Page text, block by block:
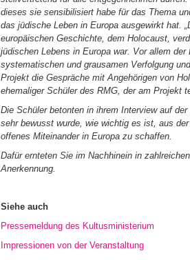
dieses sie sensibilisiert habe für das Thema
das jüdische Leben in Europa ausgewirkt hat.
europäischen Geschichte, dem Holocaust,
jüdischen Lebens in Europa war. Vor allem
systematischen und grausamen Verfolgung
Projekt die Gespräche mit Angehörigen von
ehemaliger Schüler des RMG, der am Projekt
Die Schüler betonten in ihrem Interview auf
sehr bewusst wurde, wie wichtig es ist, aus
offenes Miteinander in Europa zu schaffen.
Dafür ernteten Sie im Nachhinein in
Anerkennung.
Siehe auch
Pressemeldung des Kultusministerium
Impressionen von der Veranstaltung